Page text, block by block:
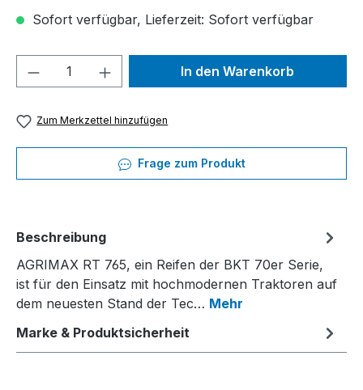
Sofort verfügbar, Lieferzeit: Sofort verfügbar
Produkt Anzahl: Gib denIn den Warenkorb
Zum Merkzettel hinzufügen
Frage zum Produkt
Beschreibung
AGRIMAX RT 765, ein Reifen der BKT 70er Serie,
ist für den Einsatz mit hochmodernen Traktoren auf
dem neuesten Stand der Tec… Mehr
Marke & Produktsicherheit